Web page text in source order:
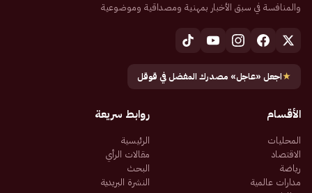
والمنافسة في سبق الأخبار بمهنية ومصداقية وموضوعية
★اجعل «عاجل» مصدرك المفضل في قوقل
الأقسام
المحليات
الاقتصاد
رياضة
مدارات عالمية
روابط سريعة
الرئيسية
مقالات الرأي
البحث
النشرة البريدية